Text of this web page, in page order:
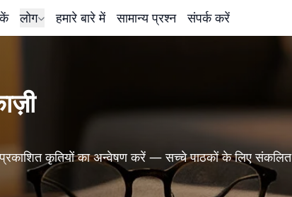
लोग हमारे बारे में सामान्य प्रश्न संपर्क करें
कृतियों का अन्वेषण करें — सच्चे पाठकों के लिए संकलित